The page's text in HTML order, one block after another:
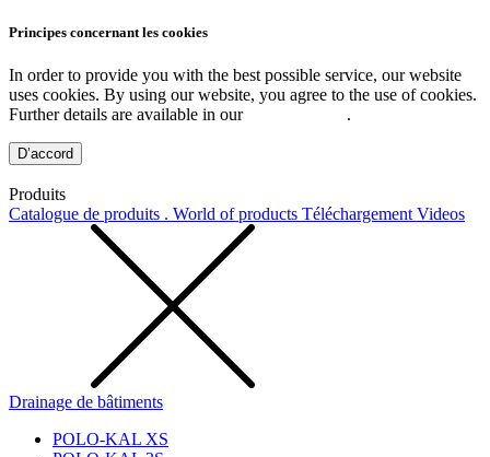
Principes concernant les cookies
In order to provide you with the best possible service, our website
uses cookies. By using our website, you agree to the use of cookies.
Further details are available in our
.
D’accord
Produits
Catalogue de produits . World of products Téléchargement Videos
Drainage de bâtiments
POLO-KAL XS